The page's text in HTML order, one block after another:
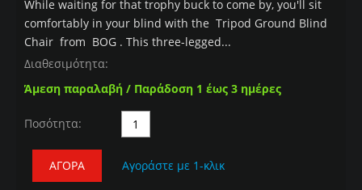
While waiting for that trophy buck to come by, you'll sit
comfortably in your blind with the Tripod Ground Blind
Chair from BOG . This three-legged...
Διαθεσιμότητα:
Άμεση παραλαβή / Παράδοση 1 έως 3 ημέρες
Ποσότητα:
ΑΓΟΡΆ Αγοράστε με 1-κλικ